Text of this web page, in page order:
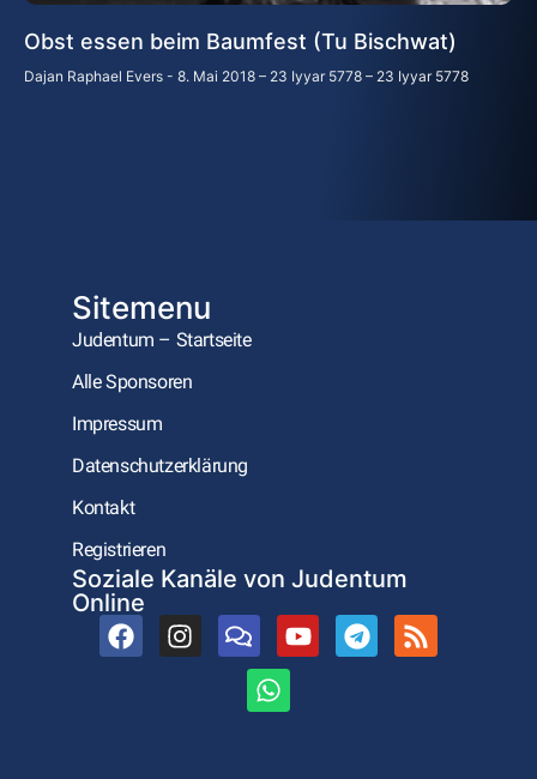
Obst essen beim Baumfest (Tu Bischwat)
Dajan Raphael Evers 8. Mai 2018 – 23 Iyyar 5778 – 23 Iyyar 5778
Sitemenu
Judentum – Startseite
Alle Sponsoren
Impressum
Datenschutzerklärung
Kontakt
Registrieren
Soziale Kanäle von Judentum
Online